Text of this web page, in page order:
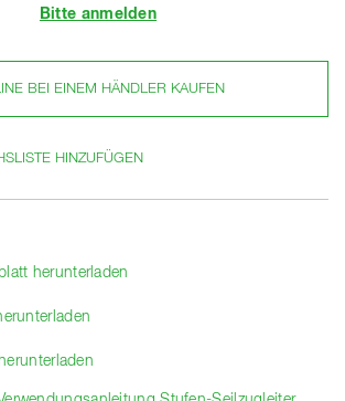
Bitte anmelden
BEI EINEM HÄNDLER KAUFEN
HINZUFÜGEN
herunterladen